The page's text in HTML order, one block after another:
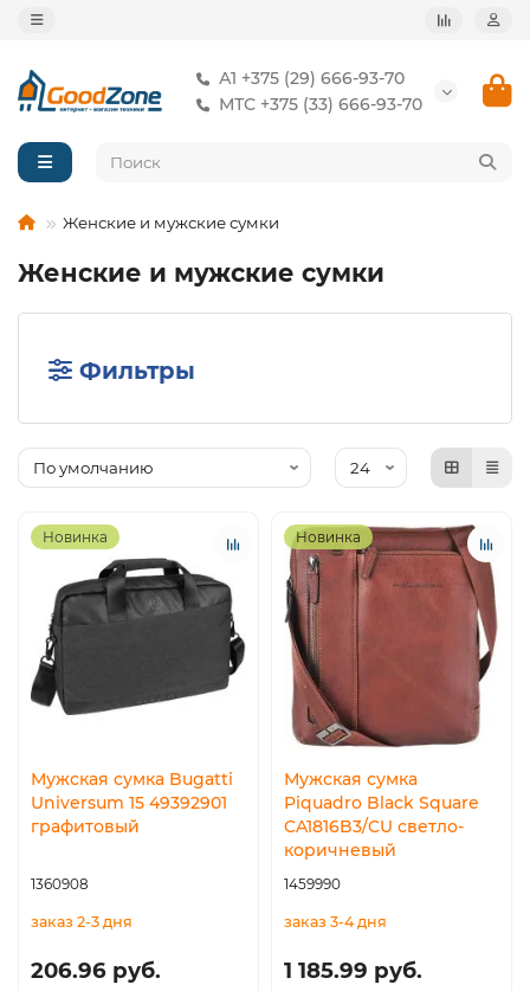
А1 +375 (29) 666-93-70
МТС +375 (33) 666-93-70
Женские и мужские сумки
Женские и мужские сумки
Фильтры
Новинка
Мужская сумка Bugatti
Universum 15 49392901
графитовый
1360908
заказ 2-3 дня
206.96 руб.
Новинка
Мужская сумка
Piquadro Black Square
CA1816B3/CU светло-
коричневый
1459990
заказ 3-4 дня
1 185.99 руб.